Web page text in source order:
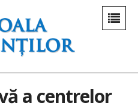
a centrelor